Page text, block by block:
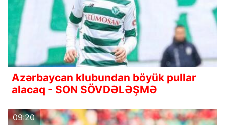
Azərbaycan klubundan böyük pullar
alacaq - SON SÖVDƏLƏŞMƏ
09:20